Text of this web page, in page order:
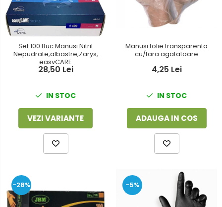
Foarfeci
Lipiciuri
Perforatoare
Suporturi pentru accesorii
Tavite pentru Documente
Tusuri si tusiere
Detergenti vase
Dispensere si consumabile
Europubele
Hartie igienica
Odorizante
Produse din hartie
Prosoape din hartie
Sapunuri si dezinfectanti
Uz universal
Set 100 Buc Manusi Nitril
Nepudrate,albastre,Zarys,
easyCARE
28,50 Lei
IN STOC
VEZI VARIANTE
Manusi folie transparenta
cu/fara agatatoare
4,25 Lei
IN STOC
ADAUGA IN COS
-28% -5%